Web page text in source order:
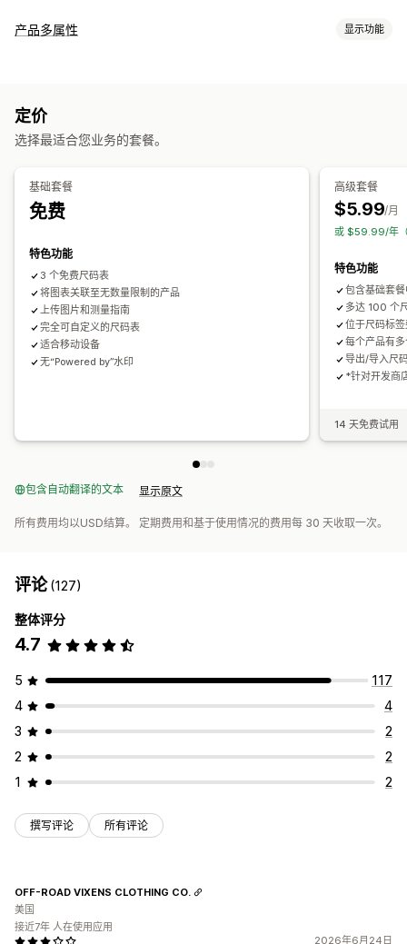
对比工具
展示选项
表格布局 自定义 CSS 颜色和字体
自动适应移动设备
产品多属性 显示功能
定价
选择最适合您业务的套餐。
基础套餐
免费
特色功能
3 个免费尺码表
将图表关联至无数量限制的产品
上传图片和测量指南
完全可自定义的尺码表
适合移动设备
无“Powered by”水印
高级套餐
$5.99/月
或 $59.99/年
特色功能
包含基础套
多达 100 个
位于尺码标
每个产品有
导出/导入尺
*针对开发商
14 天免费试用
包含自动翻译的文本 显示原文
所有费用均以USD结算。 定期费用和基于使用情况的费用每 30 天收取一次。
评论(127)
整体评分
4.7
5
117
4
4
3
2
2
2
1
2
撰写评论 所有评论
2026年6月24日
OFF-ROAD VIXENS CLOTHING CO.
美国
接近7年 人在使用应用